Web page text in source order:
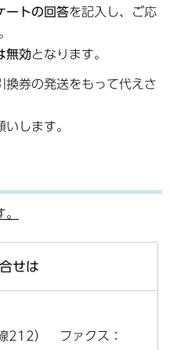
ートの回答を記入し、ご応
無効となります。
換券の発送をもって代えさ
します。
せは
212） ファクス：